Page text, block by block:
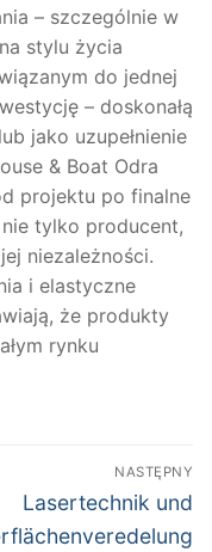
– szczególnie w
stylu życia
do jednej
– doskonałą
jako uzupełnienie
& Boat Odra
projektu po finalne
tylko producent,
niezależności.
i elastyczne
że produkty
rynku
NASTĘPNY
Następny
wpis:
Lasertechnik und